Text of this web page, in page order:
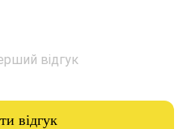
відгук
відгук